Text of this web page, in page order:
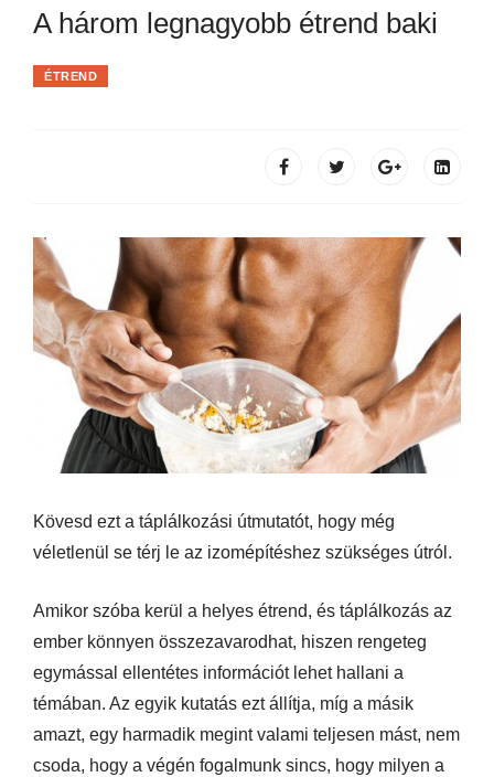
A három legnagyobb étrend baki
ÉTREND
Kövesd ezt a táplálkozási útmutatót, hogy még
véletlenül se térj le az izomépítéshez szükséges útról.
Amikor szóba kerül a helyes étrend, és táplálkozás az
ember könnyen összezavarodhat, hiszen rengeteg
egymással ellentétes információt lehet hallani a
témában. Az egyik kutatás ezt állítja, míg a másik
amazt, egy harmadik megint valami teljesen mást, nem
csoda, hogy a végén fogalmunk sincs, hogy milyen a